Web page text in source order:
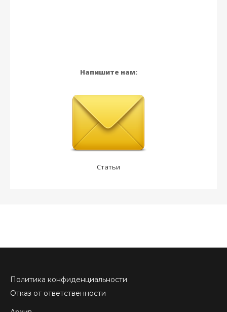
Напишите нам:
Статьи
Политика конфиденциальности
Отказ от ответственности